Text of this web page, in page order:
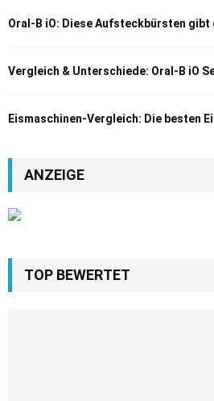
Oral-B iO: Diese Aufsteckbürsten gibt
Vergleich & Unterschiede: Oral-B iO
Eismaschinen-Vergleich: Die besten
ANZEIGE
TOP BEWERTET